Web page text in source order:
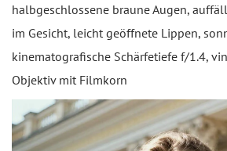
halbgeschlossene braune Augen,
im Gesicht, leicht geöffnete Lippen,
kinematografische Schärfetiefe f/1.4,
Objektiv mit Filmkorn